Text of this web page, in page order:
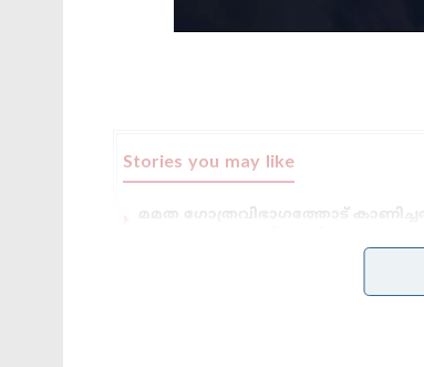
Stories you may like
മമത ഗോത്രവിഭാഗത്തോട്
സംരക്ഷിക്കുന്നതിൽ മുൻ ബംഗാൾ